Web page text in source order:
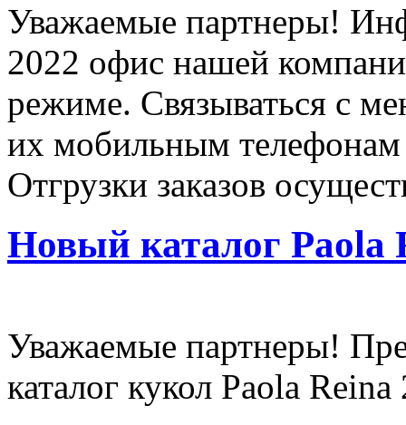
Уважаемые партнеры!
2022 офис нашей
режиме. Связываться с
их мобильным телефонам
Отгрузки заказов
Новый каталог Paola
Уважаемые партнеры!
каталог кукол Paola Reina